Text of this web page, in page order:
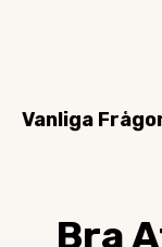
Vanliga
Bra